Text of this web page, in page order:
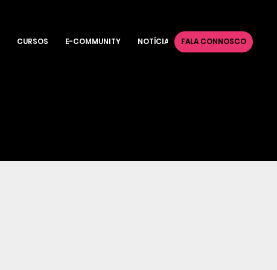
CURSOS E-COMMUNITY NOTÍCIAS FALA CONNOSCO